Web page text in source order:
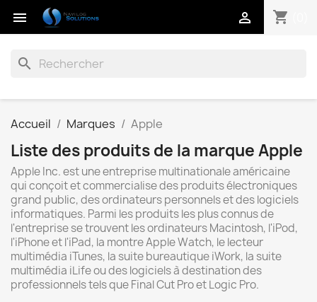
 shopping_cart

search
Accueil Marques Apple
Liste des produits de la marque Apple
Apple Inc. est une entreprise multinationale américaine
qui conçoit et commercialise des produits électroniques
grand public, des ordinateurs personnels et des logiciels
informatiques. Parmi les produits les plus connus de
l'entreprise se trouvent les ordinateurs Macintosh, l'iPod,
l'iPhone et l'iPad, la montre Apple Watch, le lecteur
multimédia iTunes, la suite bureautique iWork, la suite
multimédia iLife ou des logiciels à destination des
professionnels tels que Final Cut Pro et Logic Pro.